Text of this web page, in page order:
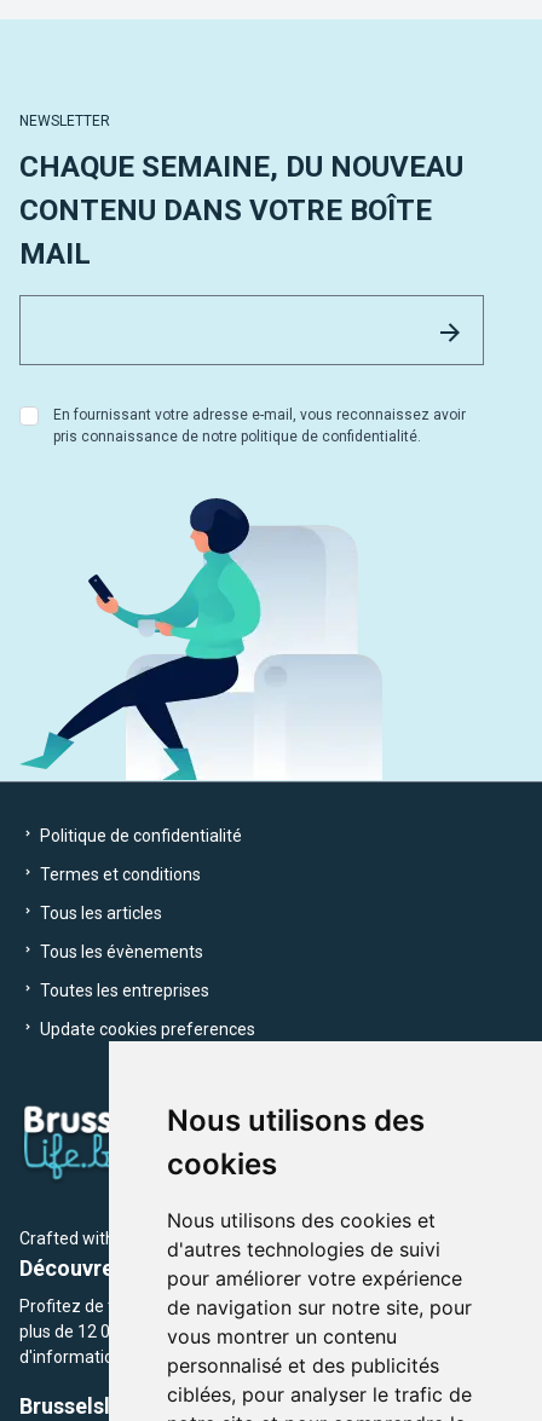
Nous utilisons des
cookies
Nous utilisons des cookies et
d'autres technologies de suivi
pour améliorer votre expérience
de navigation sur notre site, pour
vous montrer un contenu
personnalisé et des publicités
ciblées, pour analyser le trafic de
NEWSLETTER
CHAQUE SEMAINE, DU NOUVEAU
CONTENU DANS VOTRE BOÎTE
MAIL
En fournissant votre adresse e-mail, vous reconnaissez avoir
pris connaissance de notre politique de confidentialité.
Politique de confidentialité
Termes et conditions
Tous les articles
Tous les évènements
Toutes les entreprises
Update cookies preferences
Crafted with by Brusselslife Team
Découvrez plus de 12 000 adresses et événements
Profitez de toutes les sections de BrusselsLife.be et découvrez
plus de 12 000 adresses et un grand choix d'événements,
d'informations et de conseils et astuces de notre écriture.
Brusselslife.be